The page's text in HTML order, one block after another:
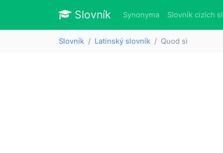
Slovník Slovník
Synonyma Slovník cizích
Slovník Latinský slovník Quod si